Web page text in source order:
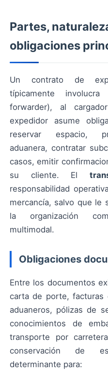
Partes,
obligaciones
Un contrato de
típicamente
forwarder), al
expedidor asume
reservar espacio,
aduanera, contratar
casos, emitir
su cliente. El
responsabilidad
mercancía, salvo que le
la organización
multimodal.
Obligaciones
Entre los documentos
carta de porte, facturas
aduaneros, pólizas de
conocimientos de
transporte por
conservación de
determinante para: